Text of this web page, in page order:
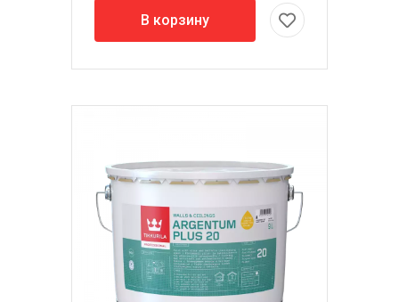
В корзину